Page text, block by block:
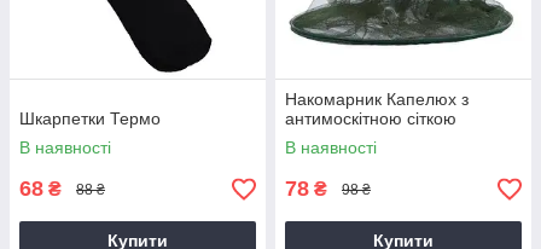
Шкарпетки Термо
В наявності
68 ₴ 88 ₴
Купити
Накомарник Капелюх з
антимоскітною сіткою
В наявності
78 ₴ 98 ₴
Купити